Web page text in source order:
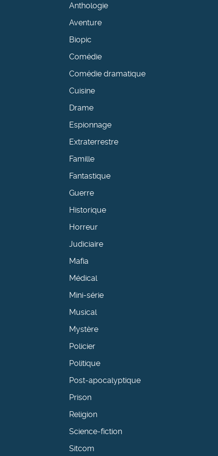
Anthologie
Aventure
Biopic
Comédie
Comédie dramatique
Cuisine
Drame
Espionnage
Extraterrestre
Famille
Fantastique
Guerre
Historique
Horreur
Judiciaire
Mafia
Médical
Mini-série
Musical
Mystère
Policier
Politique
Post-apocalyptique
Prison
Religion
Science-fiction
Sitcom